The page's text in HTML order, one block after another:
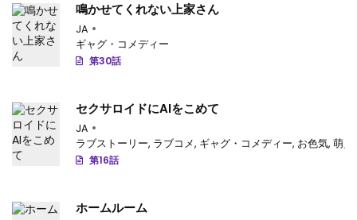
鳴かせてくれない上家さん
JA
ギャグ・コメディー
第30話
セクサロイドにAIをこめて
JA
ラブストーリー, ラブコメ, ギャグ・コメディー, お色気, 萌え
第16話
ホームルーム